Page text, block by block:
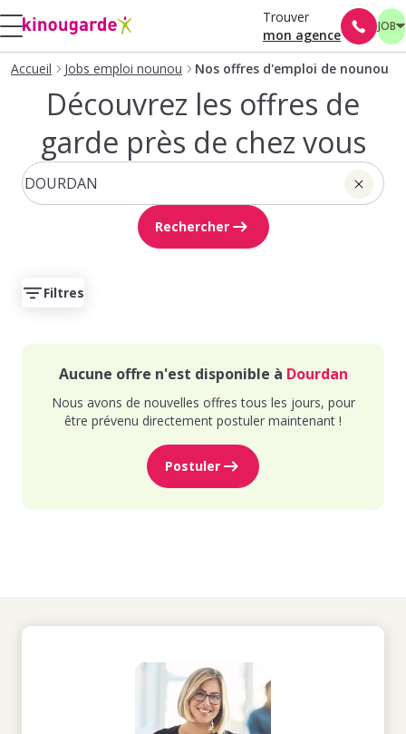
Trouver
mon agence
JOB
Accueil Jobs emploi nounou Nos offres d'emploi de nounou
Découvrez les offres de
garde près de chez vous
Rechercher
Filtres
Aucune offre n'est disponible à Dourdan
Nous avons de nouvelles offres tous les jours, pour
être prévenu directement postuler maintenant !
Postuler